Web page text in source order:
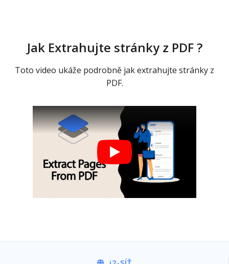
Jak Extrahujte stránky z PDF ?
Toto video ukáže podrobně jak extrahujte stránky z
PDF.